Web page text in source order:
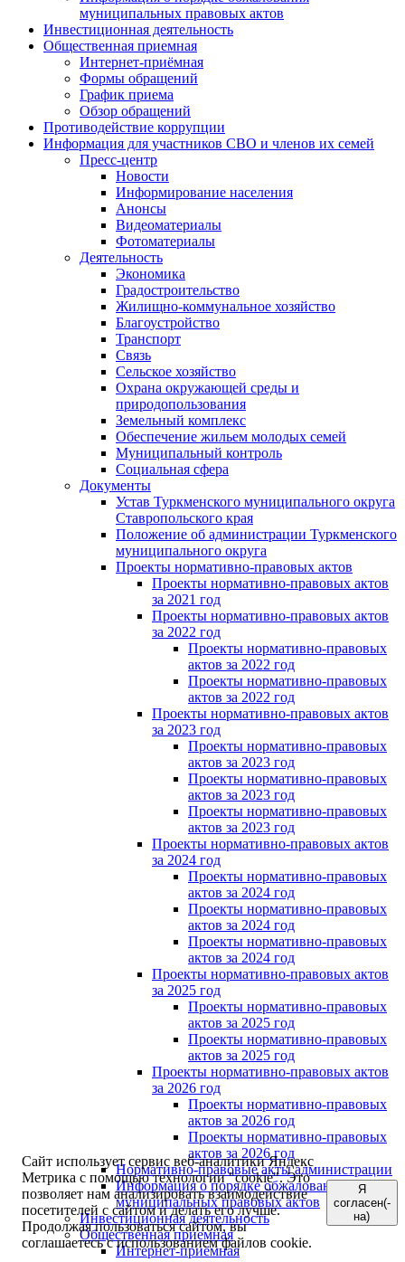
муниципальных правовых актов
Инвестиционная деятельность
Общественная приемная
Интернет-приёмная
Формы обращений
График приема
Обзор обращений
Противодействие коррупции
Информация для участников СВО и членов их семей
Пресс-центр
Новости
Информирование населения
Анонсы
Видеоматериалы
Фотоматериалы
Деятельность
Экономика
Градостроительство
Жилищно-коммунальное хозяйство
Благоустройство
Транспорт
Связь
Сельское хозяйство
Охрана окружающей среды и
природопользования
Земельный комплекс
Обеспечение жильем молодых семей
Муниципальный контроль
Социальная сфера
Документы
Устав Туркменского муниципального округа
Ставропольского края
Положение об администрации Туркменского
муниципального округа
Проекты нормативно-правовых актов
Проекты нормативно-правовых актов
за 2021 год
Проекты нормативно-правовых актов
за 2022 год
Проекты нормативно-правовых
актов за 2022 год
Проекты нормативно-правовых
актов за 2022 год
Проекты нормативно-правовых актов
за 2023 год
Проекты нормативно-правовых
актов за 2023 год
Проекты нормативно-правовых
актов за 2023 год
Проекты нормативно-правовых
актов за 2023 год
Проекты нормативно-правовых актов
за 2024 год
Проекты нормативно-правовых
актов за 2024 год
Проекты нормативно-правовых
актов за 2024 год
Проекты нормативно-правовых
актов за 2024 год
Проекты нормативно-правовых актов
за 2025 год
Проекты нормативно-правовых
актов за 2025 год
Проекты нормативно-правовых
актов за 2025 год
Проекты нормативно-правовых актов
за 2026 год
Проекты нормативно-правовых
актов за 2026 год
Проекты нормативно-правовых
актов за 2026 год
Нормативно-правовые акты администрации
Информация о порядке обжалования
муниципальных правовых актов
Инвестиционная деятельность
Общественная приемная
Интернет-приёмная
Сайт использует сервис веб-аналитики Яндекс
Метрика с помощью технологии "cookie". Это
позволяет нам анализировать взаимодействие
посетителей с сайтом и делать его лучше.
Продолжая пользоваться сайтом, вы
соглашаетесь с использованием файлов cookie.
Я
согласен(-
на)